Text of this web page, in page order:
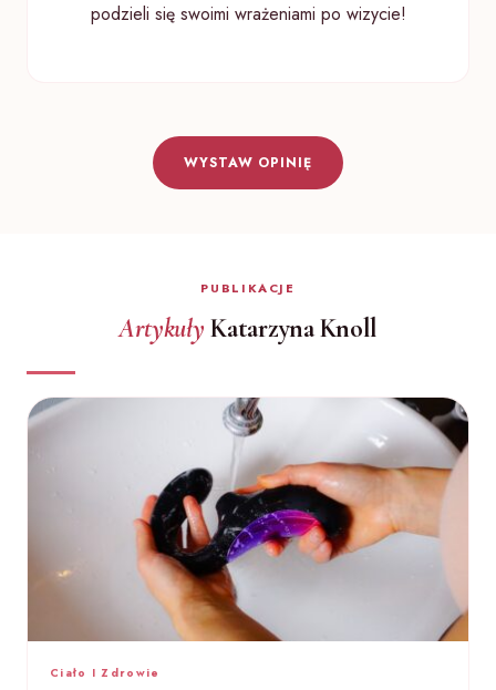
podzieli się swoimi wrażeniami po wizycie!
WYSTAW OPINIĘ
PUBLIKACJE
Artykuły Katarzyna Knoll
Ciało I Zdrowie